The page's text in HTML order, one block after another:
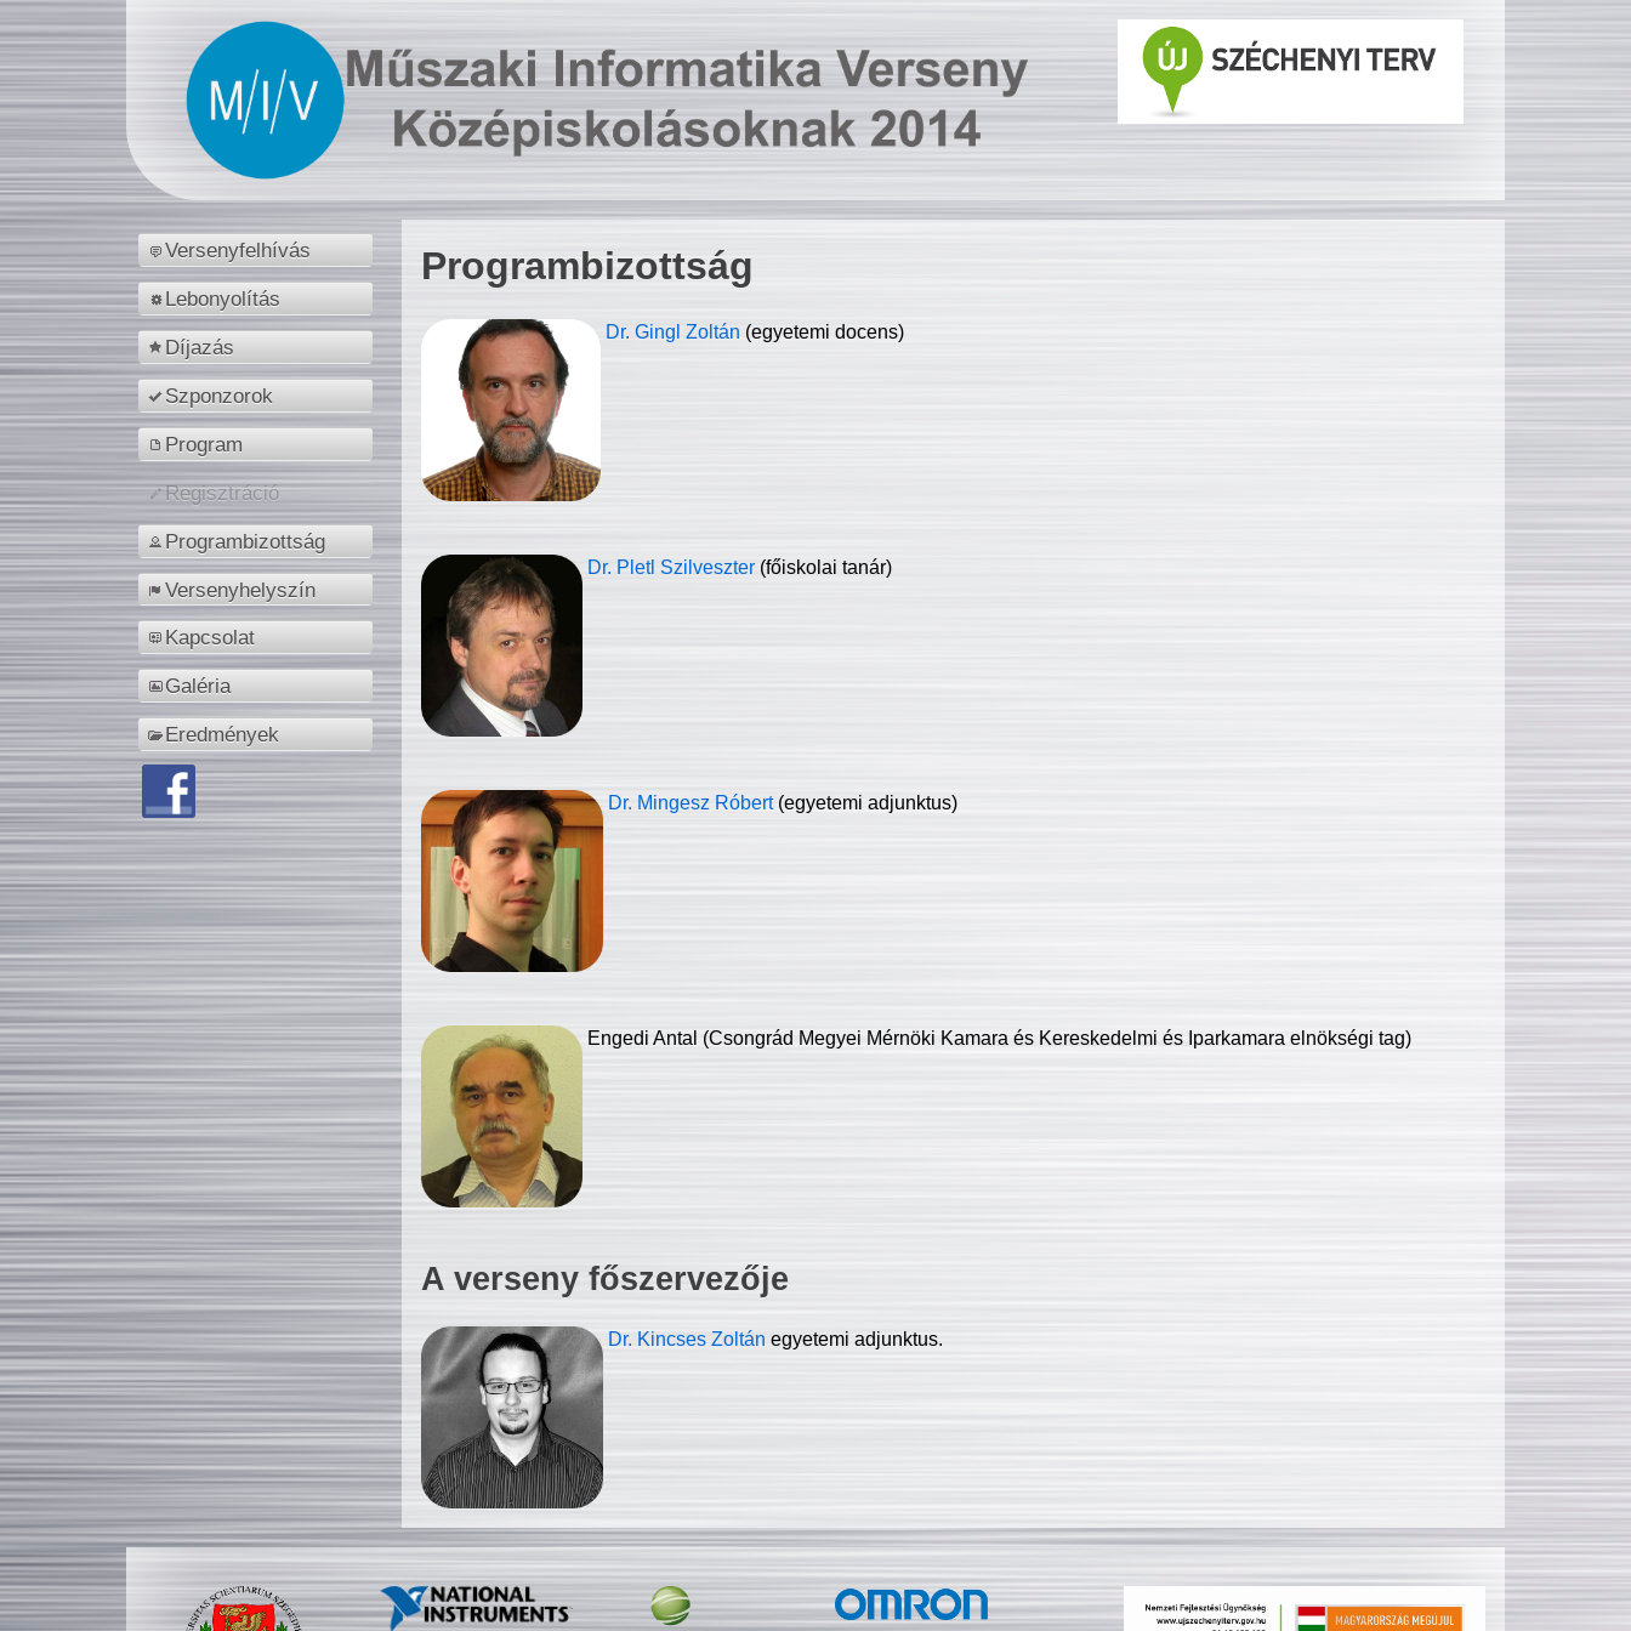
Versenyfelhívás
Lebonyolítás
Díjazás
Szponzorok
Program
Regisztráció
Programbizottság
Versenyhelyszín
Kapcsolat
Galéria
Eredmények
Programbizottság
Dr. Gingl Zoltán (egyetemi docens)
Dr. Pletl Szilveszter (főiskolai tanár)
Dr. Mingesz Róbert (egyetemi adjunktus)
Engedi Antal (Csongrád Megyei Mérnöki Kamara és Kereskedelmi és Iparkamara elnökségi tag)
A verseny főszervezője
Dr. Kincses Zoltán egyetemi adjunktus.